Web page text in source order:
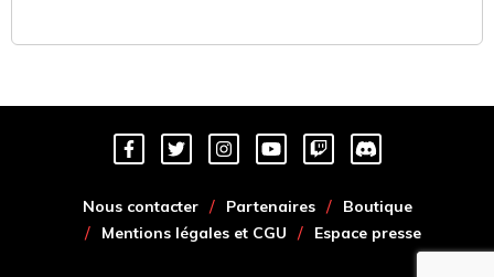
Nous contacter Partenaires
Boutique
Mentions légales et CGU
Espace presse